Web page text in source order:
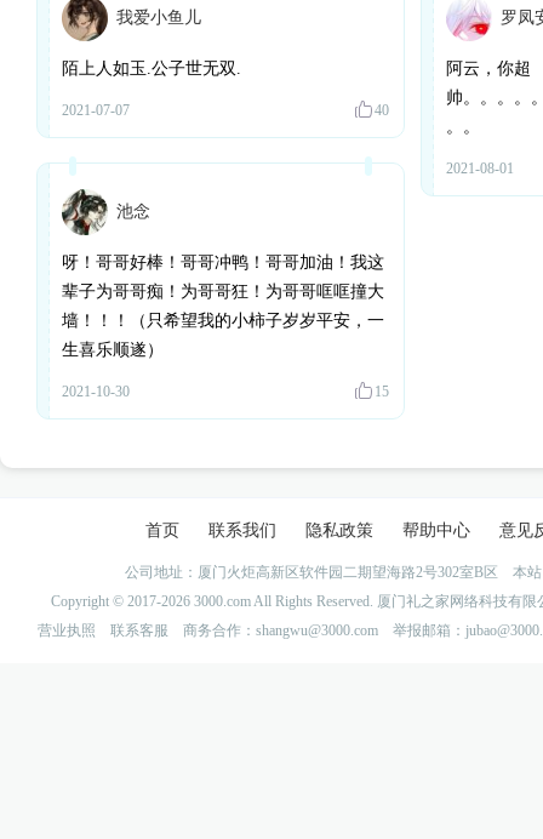
我爱小鱼儿
陌上人如玉.公子世无双.
2021-07-07 40
罗凤
阿云，你超
帅。。。。
。。
2021-08-01
池念
呀！哥哥好棒！哥哥冲鸭！哥哥加油！我这
辈子为哥哥痴！为哥哥狂！为哥哥哐哐撞大
墙！！！（只希望我的小柿子岁岁平安，一
生喜乐顺遂）
2021-10-30 15
首页 联系我们 隐私政策 帮助中心 意见
公司地址：厦门火炬高新区软件园二期望海路2号302室B区 本
Copyright © 2017-2026 3000.com All Rights Reserved. 厦门礼之家网络科技
营业执照
联系客服 商务合作：shangwu@3000.com 举报邮箱：